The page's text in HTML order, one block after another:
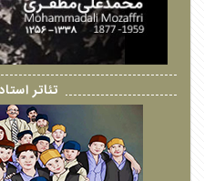
تئاتر